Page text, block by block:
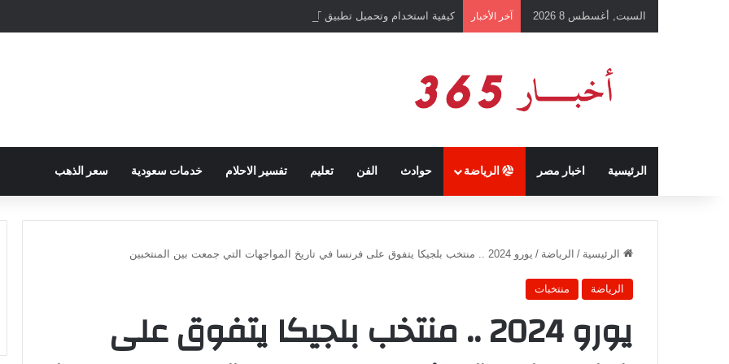
السبت, أغسطس 8 2026 آخر الأخبار كيفية استخدام وتحميل تطبيق chatGPT وإجراء المحادثات المباشرة والمراسلات الفورية
الرئيسية اخبار مصر الرياضة حوادث الفن تعليم تفسير الاحلام خدمات سعودية سعر الذهب
الرئيسية / الرياضة / يورو 2024 .. منتخب بلجيكا يتفوق على فرنسا في تاريخ المواجهات التي جمعت بين المنتخبين
الرياضة منتخبات
يورو 2024 .. منتخب بلجيكا يتفوق على